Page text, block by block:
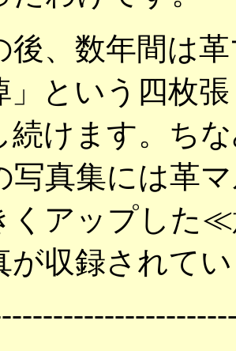
数年間は革
」という四枚
ます。ちな
写真集には革
ップした≪
収録されて